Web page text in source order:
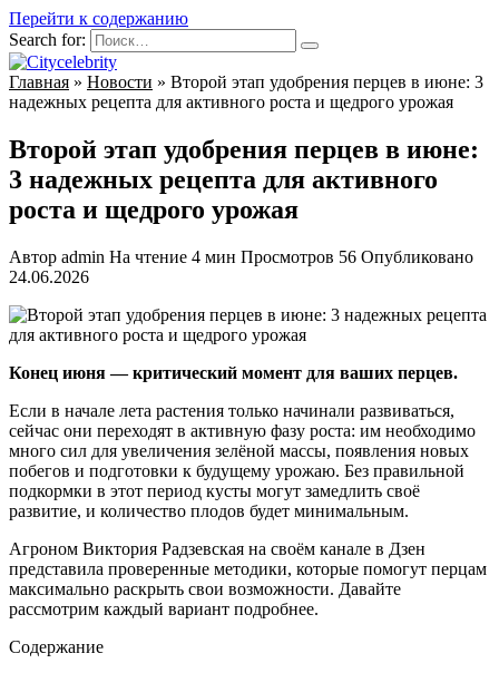
Перейти к содержанию
Search for:
Главная » Новости » Второй этап удобрения перцев в июне: 3
надежных рецепта для активного роста и щедрого урожая
Второй этап удобрения перцев в июне:
3 надежных рецепта для активного
роста и щедрого урожая
Автор admin На чтение 4 мин Просмотров 56 Опубликовано
24.06.2026
Конец июня — критический момент для ваших перцев.
Если в начале лета растения только начинали развиваться,
сейчас они переходят в активную фазу роста: им необходимо
много сил для увеличения зелёной массы, появления новых
побегов и подготовки к будущему урожаю. Без правильной
подкормки в этот период кусты могут замедлить своё
развитие, и количество плодов будет минимальным.
Агроном Виктория Радзевская на своём канале в Дзен
представила проверенные методики, которые помогут перцам
максимально раскрыть свои возможности. Давайте
рассмотрим каждый вариант подробнее.
Содержание